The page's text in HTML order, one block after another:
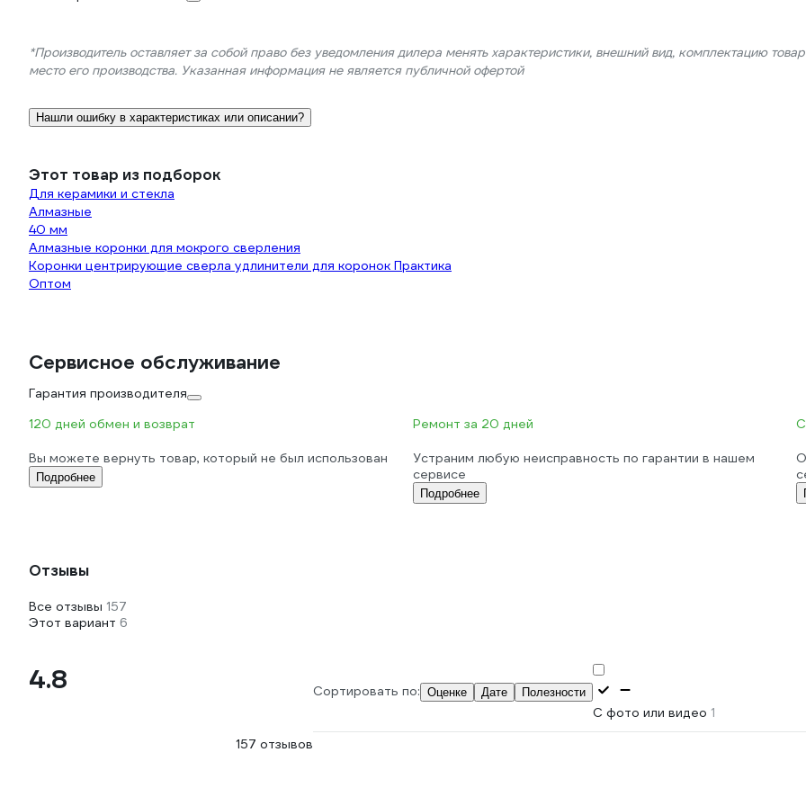
*Производитель оставляет за собой право без уведомления дилера менять характеристики, внешний вид, комплектацию
место его производства. Указанная информация не является публичной офертой
Нашли ошибку в характеристиках или описании?
Этот товар из подборок
Для керамики и стекла
Алмазные
40 мм
Алмазные коронки для мокрого сверления
Коронки центрирующие сверла удлинители для коронок Практика
Оптом
Сервисное обслуживание
Гарантия производителя
120 дней обмен и возврат
Вы можете вернуть товар, который не был использован
Подробнее
Ремонт за 20 дней
Устраним любую неисправность по гарантии в нашем
сервисе
Подробнее
Отзывы
Все отзывы 157
Этот вариант 6
4.8
157 отзывов
Сортировать по: Оценке Дате Полезности
С фото или видео 1